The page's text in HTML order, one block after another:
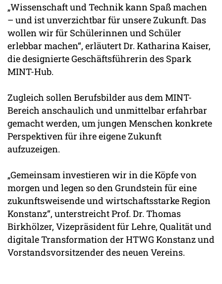
„Wissenschaft und Technik kann Spaß machen
– und ist unverzichtbar für unsere Zukunft. Das
wollen wir für Schülerinnen und Schüler
erlebbar machen“, erläutert Dr. Katharina Kaiser,
die designierte Geschäftsführerin des Spark
MINT-Hub.
Zugleich sollen Berufsbilder aus dem MINT-
Bereich anschaulich und unmittelbar erfahrbar
gemacht werden, um jungen Menschen konkrete
Perspektiven für ihre eigene Zukunft
aufzuzeigen.
„Gemeinsam investieren wir in die Köpfe von
morgen und legen so den Grundstein für eine
zukunftsweisende und wirtschaftsstarke Region
Konstanz“, unterstreicht Prof. Dr. Thomas
Birkhölzer, Vizepräsident für Lehre, Qualität und
digitale Transformation der HTWG Konstanz und
Vorstandsvorsitzender des neuen Vereins.